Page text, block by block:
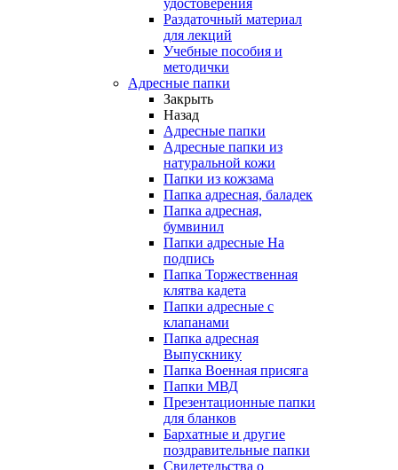
Раздаточный материал
для лекций
Учебные пособия и
методички
Адресные папки
Закрыть
Назад
Адресные папки
Адресные папки из
натуральной кожи
Папки из кожзама
Папка адресная, баладек
Папка адресная,
бумвинил
Папки адресные На
подпись
Папка Торжественная
клятва кадета
Папки адресные с
клапанами
Папка адресная
Выпускнику
Папка Военная присяга
Папки МВД
Презентационные папки
для бланков
Бархатные и другие
поздравительные папки
Свидетельства о